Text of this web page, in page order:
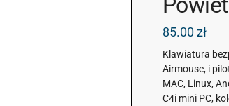
85.00zł
Klawiatura
Airmouse, i
MAC, Linux,
C4i mini PC,